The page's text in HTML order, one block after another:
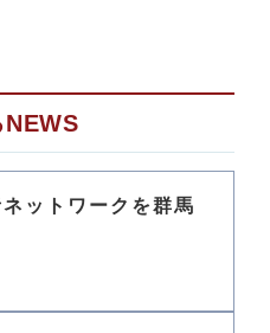
ットワークを群馬